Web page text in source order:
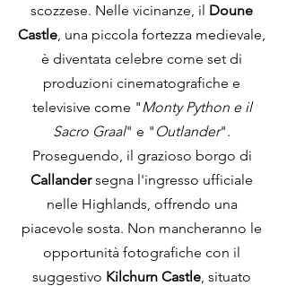
scozzese. Nelle vicinanze, il Doune
Castle , una piccola fortezza medievale,
è diventata celebre come set di
produzioni cinematografiche e
televisive come "Monty Python e il
Sacro Graal" e " Outlander".
Proseguendo, il grazioso borgo di
Callander segna l'ingresso ufficiale
nelle Highlands, offrendo una
piacevole sosta. Non mancheranno le
opportunità fotografiche con il
suggestivo Kilchurn Castle , situato